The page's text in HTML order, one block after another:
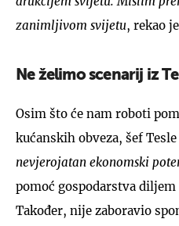
zanimljivom svijetu, rekao
Ne želimo scenarij iz
Osim što će nam roboti
kućanskih obveza, šef
nevjerojatan ekonomski
pomoć gospodarstva
Također, nije zaboravio